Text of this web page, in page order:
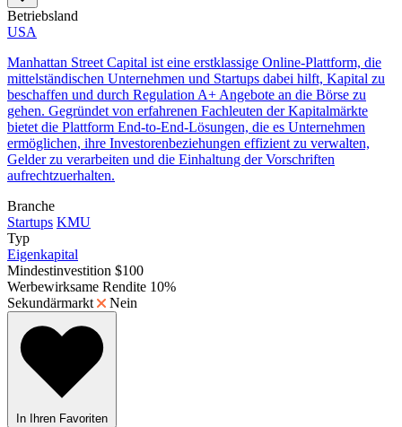
Betriebsland
USA
Manhattan Street Capital ist eine erstklassige Online-Plattform, die
mittelständischen Unternehmen und Startups dabei hilft, Kapital zu
beschaffen und durch Regulation A+ Angebote an die Börse zu
gehen. Gegründet von erfahrenen Fachleuten der Kapitalmärkte
bietet die Plattform End-to-End-Lösungen, die es Unternehmen
ermöglichen, ihre Investorenbeziehungen effizient zu verwalten,
Gelder zu verarbeiten und die Einhaltung der Vorschriften
aufrechtzuerhalten.
Branche
Startups KMU
Typ
Eigenkapital
Mindestinvestition $100
Werbewirksame Rendite 10%
Sekundärmarkt
Nein
In Ihren Favoriten